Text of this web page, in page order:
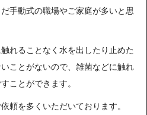
手動式の職場やご家庭が多いと思
れることなく水を出したり止めた
ことがないので、雑菌などに触れ
ことができます。
頼を多くいただいております。